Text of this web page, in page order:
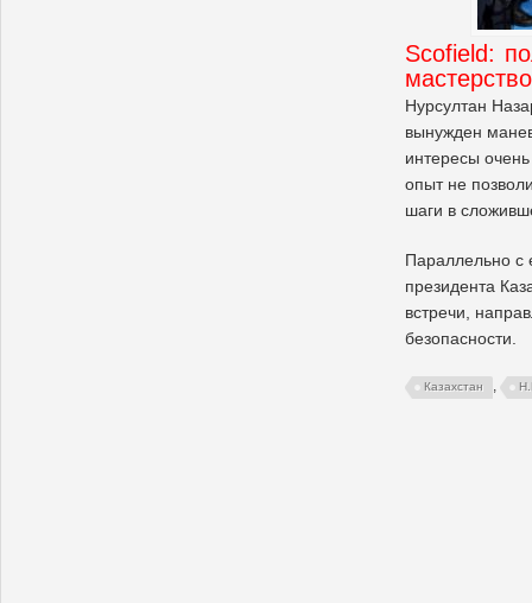
Scofield:
Нурсултан
вынужден
интересы
опыт не
шаги в
Параллельно с
президента
встречи,
безопасности.
Казахстан ,